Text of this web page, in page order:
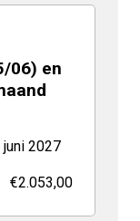
06) en
2027
€2.053,00